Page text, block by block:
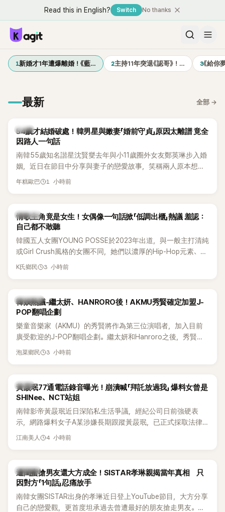
Read this in English? Switch No thanks
1新婚才1年遭爆離婚！《藍… 2主持11年突退《認哥》！… 3《給你
最新 全部 →
韓星
54歲才結婚破處！韓男星與嫩妻「婚前守貞」原因太離譜 竟全
因路人一句話
南韓55歲知名諧星沈賢燮去年與小11歲圈外女友鄭英琳步入婚
姻，近日在節目中分享與妻子的戀愛故事，笑稱兩人原本想享
受兩人世界，沒想到站在飯店門口時竟被路人認出，還一路替
年糕歐巴 1 小時前
K-POP
情歌主角竟是女生！女偶像一句話掀「低調出櫃」熱議 羞認：
自己都不敢聽
韓國五人女團YOUNG POSSE於2023年出道，與一般主打清純
或Girl Crush風格的女團不同，她們以濃厚的Hip-Hop元素、自
創Rap及成員親自參與創作為特色，MV也融入美式街頭、塗
為第五代女團中極具辨識度的新生代代表之一。
K氏鄉民 3 小時前
熱議討論
韓娛熱議-繼太妍、HANRORO後！AKMU秀賢確定加盟J-
POP翻唱企劃
樂童音樂家（AKMU）的秀賢將作為第三位演唱者，加入目前
廣受歡迎的J-POP翻唱企劃。繼太妍和Hanroro之後，秀賢已
獲選為第三首翻唱歌曲的主唱，並於近期完成錄音。
泡菜鄉民 3 小時前
韓星
黃晸珉77通電話錄音曝光！崩潰喊「拜託放過我」 爆料女曾是
SHINee、NCT站姐
南韓影帝黃晸珉近日深陷私生活爭議，經紀公司日前強硬表
示，網路爆料女子A某涉嫌長期跟蹤黃晸珉，已正式採取法律
行動。不過，A並未停止發聲，持續透過社群平台公開爆料，反
的錄音內容，而A也首度承認自己過去曾是SHINee、NCT等偶
像團體的「站姐」，事件持續延燒。
江南美人 4 小時前
K-POP
遭閨蜜搶男友還大方成全！SISTAR孝琳親揭當年真相 只
因對方「1句話」忍痛放手
南韓女團SISTAR出身的孝琳近日登上YouTube節目，大方分享
自己的戀愛觀，更首度坦承過去曾遭最好的朋友搶走男友。她